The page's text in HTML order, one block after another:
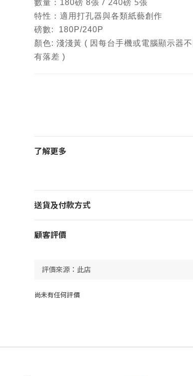
數量：180磅 8張
特性： 適用打孔器與各類紙藝創作
磅數: 180P/240P
顏色: 淺淺黃 ( 因每台手機或電腦顯示器
有落差 )
了解更多
送貨及付款方式
顧客評價
尚未有任何評價